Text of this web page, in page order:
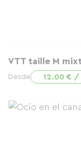
VTT taille M
Desde 12.00 € /